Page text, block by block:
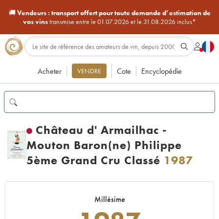
🚚Vendeurs : transport offert pour toute demande d’estimation de
vos vinstransmise entre le 01.07.2026 et le 31.08.2026 inclus*
Acheter VENDRE Cote Encyclopédie
Château d' Armailhac -
Mouton Baron(ne) Philippe
5ème Grand Cru Classé 1987
Millésime